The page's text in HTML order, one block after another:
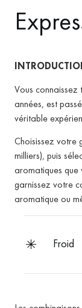
Vous connaissez
années, est
véritable
Choisissez votre
milliers), puis
aromatiques que
garnissez votre
aromatique ou
froid